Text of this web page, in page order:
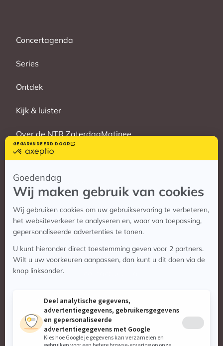
Concertagenda
Series
Ontdek
Kijk & luister
Over de NTR ZaterdagMatinee
Vrienden
Veelgestelde vragen
Contact
Contact
Vragen? Bekijk de contactpagina
Stuur ons een e-mail:
info@zaterdagmatinee.nl